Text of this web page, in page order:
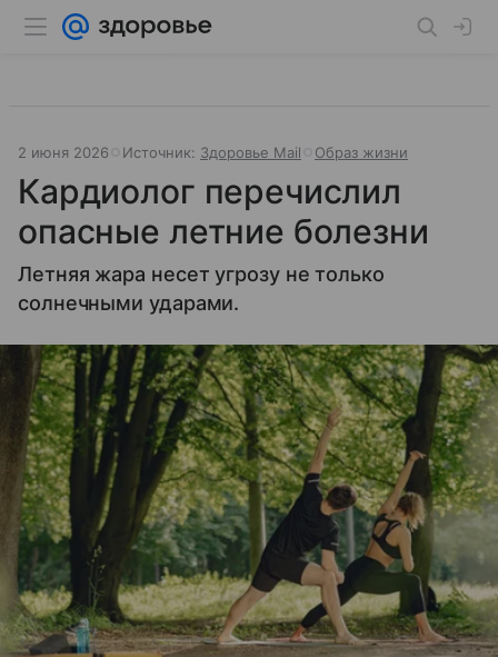
2 июня 2026 Источник: Здоровье Mail Образ жизни
Кардиолог перечислил
опасные летние болезни
Летняя жара несет угрозу не только
солнечными ударами.